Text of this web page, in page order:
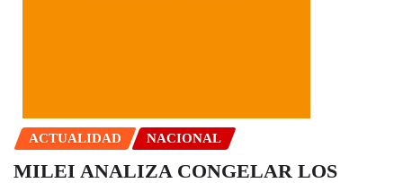
ACTUALIDAD NACIONAL
MILEI ANALIZA CONGELAR LOS